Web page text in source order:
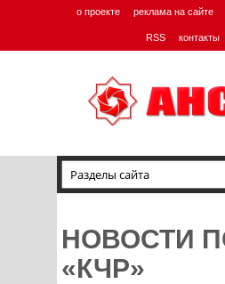
о проекте реклама на сайте
RSS контакты
НОВОСТИ
«КЧР»